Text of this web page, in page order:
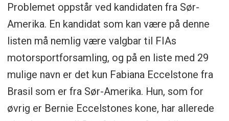
Problemet oppstår ved kandidaten fra Sør-
Amerika. En kandidat som kan være på denne
listen må nemlig være valgbar til FIAs
motorsportforsamling, og på en liste med 29
mulige navn er det kun Fabiana Eccelstone fra
Brasil som er fra Sør-Amerika. Hun, som for
øvrig er Bernie Eccelstones kone, har allerede